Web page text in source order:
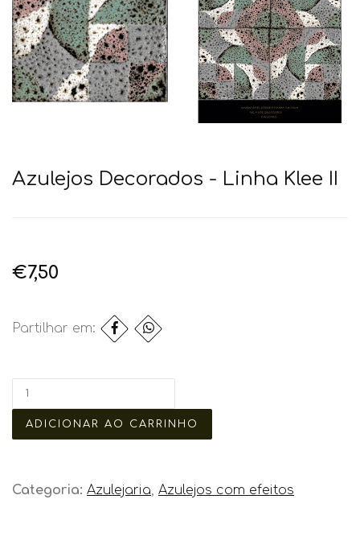
Azulejos Decorados - Linha Klee II
€7,50
Partilhar em:
Categoria: Azulejaria, Azulejos com efeitos